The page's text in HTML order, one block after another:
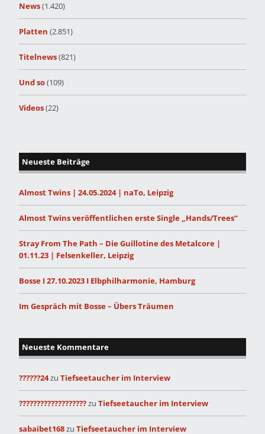
News(1.420)
Platten (2.851)
Titelnews(821)
Und so(109)
Videos(22)
Neueste Beiträge
Almost Twins | 24.05.2024 | naTo, Leipzig
Almost Twins veröffentlichen erste Single „Hands/Trees“
Stray From The Path – Die Guillotine des Metalcore |
01.11.23 | Felsenkeller, Leipzig
Bosse I 27.10.2023 I Elbphilharmonie, Hamburg
Im Gespräch mit Bosse – Übers Träumen
Neueste Kommentare
??????24zu Tiefseetaucher im Interview
???????????????????zu Tiefseetaucher im Interview
sabaibet168zu Tiefseetaucher im Interview